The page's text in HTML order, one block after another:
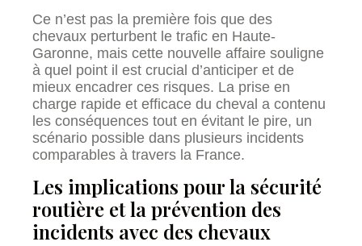
Ce n’est pas la première fois que des
chevaux perturbent le trafic en Haute-
Garonne, mais cette nouvelle affaire souligne
à quel point il est crucial d’anticiper et de
mieux encadrer ces risques. La prise en
charge rapide et efficace du cheval a contenu
les conséquences tout en évitant le pire, un
scénario possible dans plusieurs incidents
comparables à travers la France.
Les implications pour la sécurité
routière et la prévention des
incidents avec des chevaux